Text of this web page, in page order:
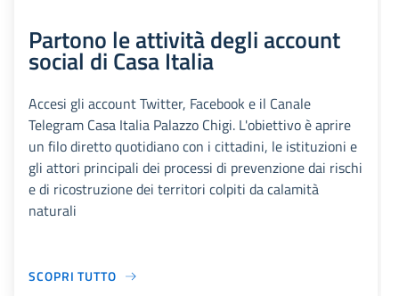
Partono le attività degli account
social di Casa Italia
Accesi gli account Twitter, Facebook e il Canale
Telegram Casa Italia Palazzo Chigi. L'obiettivo è aprire
un filo diretto quotidiano con i cittadini, le istituzioni e
gli attori principali dei processi di prevenzione dai rischi
e di ricostruzione dei territori colpiti da calamità
naturali
SCOPRI TUTTO